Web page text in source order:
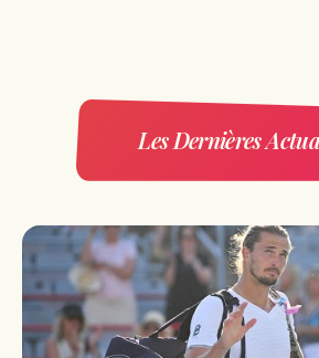
Les Dernières